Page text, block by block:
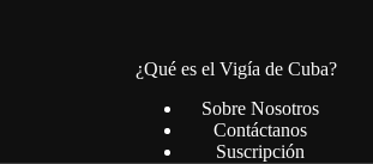
¿Qué es el Vigía de Cuba?
Sobre Nosotros
Contáctanos
Suscripción